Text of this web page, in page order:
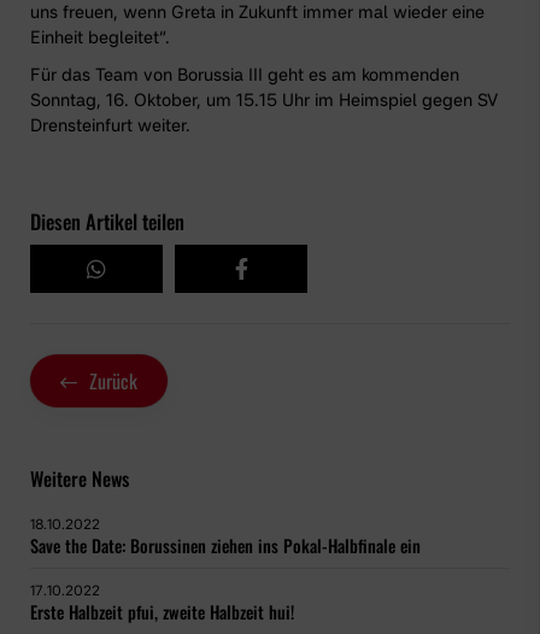
uns freuen, wenn Greta in Zukunft immer mal wieder eine
Einheit begleitet“.
Für das Team von Borussia III geht es am kommenden
Sonntag, 16. Oktober, um 15.15 Uhr im Heimspiel gegen SV
Drensteinfurt weiter.
Diesen Artikel teilen
Zurück
Weitere News
18.10.2022
Save the Date: Borussinen ziehen ins Pokal-Halbfinale ein
17.10.2022
Erste Halbzeit pfui, zweite Halbzeit hui!